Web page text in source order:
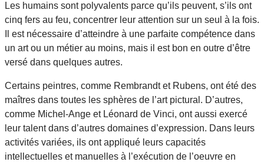
Les humains sont polyvalents parce qu’ils peuvent, s’ils ont
cinq fers au feu, concentrer leur attention sur un seul à la fois.
Il est nécessaire d’atteindre à une parfaite compétence dans
un art ou un métier au moins, mais il est bon en outre d’être
versé dans quelques autres.
Certains peintres, comme Rembrandt et Rubens, ont été des
maîtres dans toutes les sphères de l’art pictural. D’autres,
comme Michel-Ange et Léonard de Vinci, ont aussi exercé
leur talent dans d’autres domaines d’expression. Dans leurs
activités variées, ils ont appliqué leurs capacités
intellectuelles et manuelles à l’exécution de l’oeuvre en